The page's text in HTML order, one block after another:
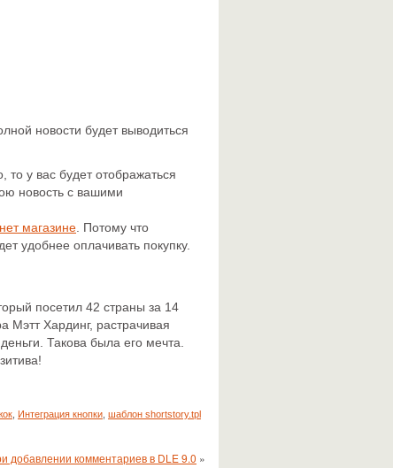
новости будет выводиться
у вас будет отображаться
новость с вашими
магазине . Потому что
удобнее оплачивать покупку.
посетил 42 страны за 14
Мэтт Хардинг, растрачивая
Такова была его мечта.
Интеграция кнопки шаблон shortstory.tpl
добавлении комментариев в DLE 9.0 »